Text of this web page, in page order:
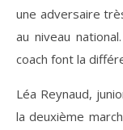
une adversaire
au niveau
coach font la
Léa Reynaud,
la deuxième